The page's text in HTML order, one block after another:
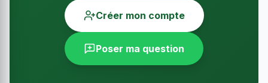
Créer mon compte
Poser ma question